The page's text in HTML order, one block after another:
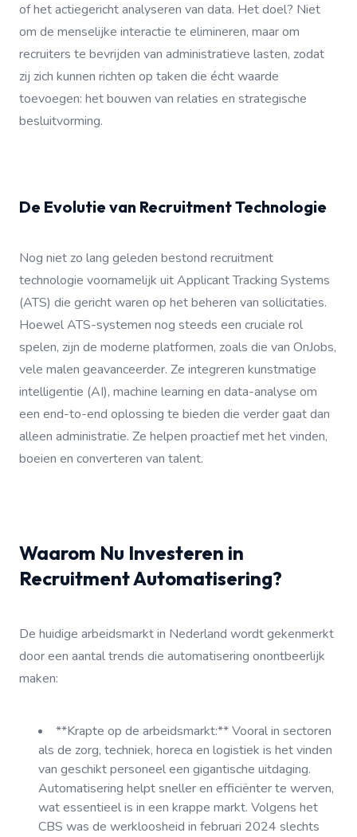
of het actiegericht analyseren van data. Het doel? Niet
om de menselijke interactie te elimineren, maar om
recruiters te bevrijden van administratieve lasten, zodat
zij zich kunnen richten op taken die écht waarde
toevoegen: het bouwen van relaties en strategische
besluitvorming.
De Evolutie van Recruitment Technologie
Nog niet zo lang geleden bestond recruitment
technologie voornamelijk uit Applicant Tracking Systems
(ATS) die gericht waren op het beheren van sollicitaties.
Hoewel ATS-systemen nog steeds een cruciale rol
spelen, zijn de moderne platformen, zoals die van OnJobs,
vele malen geavanceerder. Ze integreren kunstmatige
intelligentie (AI), machine learning en data-analyse om
een end-to-end oplossing te bieden die verder gaat dan
alleen administratie. Ze helpen proactief met het vinden,
boeien en converteren van talent.
Waarom Nu Investeren in
Recruitment Automatisering?
De huidige arbeidsmarkt in Nederland wordt gekenmerkt
door een aantal trends die automatisering onontbeerlijk
maken:
**Krapte op de arbeidsmarkt:** Vooral in sectoren
als de zorg, techniek, horeca en logistiek is het vinden
van geschikt personeel een gigantische uitdaging.
Automatisering helpt sneller en efficiënter te werven,
wat essentieel is in een krappe markt. Volgens het
CBS was de werkloosheid in februari 2024 slechts